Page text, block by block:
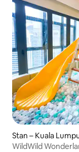
Stan – Kuala
WildWild